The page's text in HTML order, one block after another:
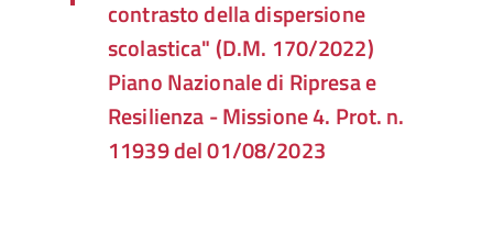
contrasto della dispersione
scolastica" (D.M. 170/2022)
Piano Nazionale di Ripresa e
Resilienza - Missione 4. Prot. n.
11939 del 01/08/2023